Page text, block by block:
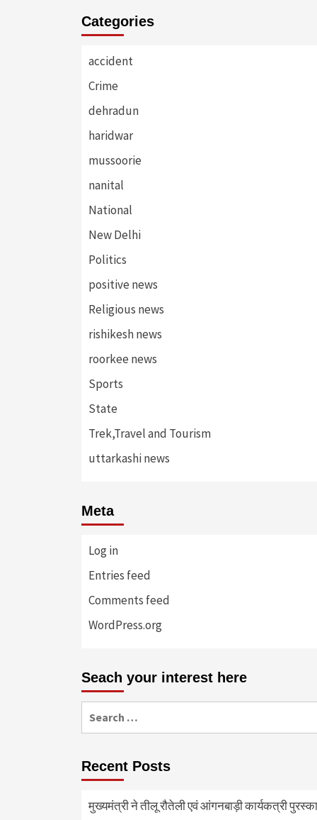
Categories
accident
Crime
dehradun
haridwar
mussoorie
nanital
National
New Delhi
Politics
positive news
Religious news
rishikesh news
roorkee news
Sports
State
Trek,Travel and Tourism
uttarkashi news
Meta
Log in
Entries feed
Comments feed
WordPress.org
Seach your interest here
for:
Recent Posts
मुख्यमंत्री ने तीलू रौतेली एवं आंगनबाड़ी कार्यकत्री